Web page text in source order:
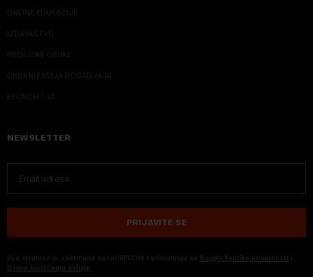
ONLINE EDUKACIJE
IZDAVAŠTVO
MEDIJSKE OBUKE
ORGANIZACIJA DOGADJAJA
EKONOM I JA
NEWSLETTER
PRIJAVITE SE
Ova stranica je zaštićena sa reCAPTCHA i primenjuju se Google Politika privatnosti i
Uslovi korišćenja usluge